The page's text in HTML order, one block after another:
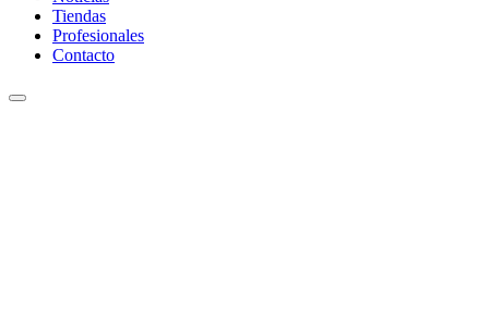
Tiendas
Profesionales
Contacto